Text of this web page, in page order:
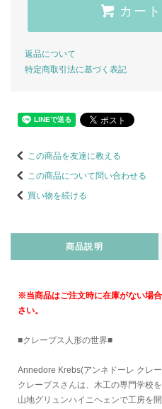
カー
返品について
特定商取引法に基づく表記
この商品を友達に教える
この商品について問い合わせる
買い物を続ける
商品説明
※当商品はご注文時に在庫がない場
さい。
■クレーブス人形の世界■
Annedore Krebs(アンネドーレ クレ
クレーブスさんは、木工の専門学校
山地グリュンハイニヘェンで工房を